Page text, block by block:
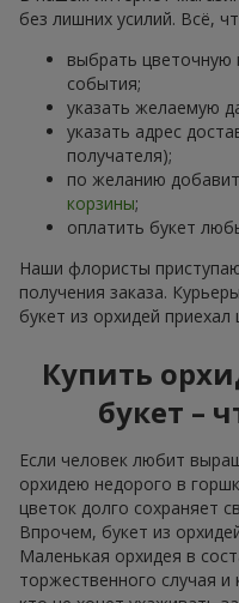
без лишних усилий. Всё,
выбрать цветочную
события;
указать желаемую
указать адрес
получателя);
по желанию
корзины;
оплатить букет
Наши флористы
получения заказа.
букет из орхидей
Купить
букет –
Если человек любит
орхидею недорого в
цветок долго сохраняет
Впрочем, букет из
Маленькая орхидея в
торжественного случая